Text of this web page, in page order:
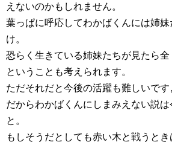
えないのかもしれません。
葉っぱに呼応してわかばくんには姉
け。
恐らく生きている姉妹たちが見たら全
ということも考えられます。
ただそれだと今後の活躍も難しいです
だからわかばくんにしまみえない説
と。
もしそうだとしても赤い木と戦うと